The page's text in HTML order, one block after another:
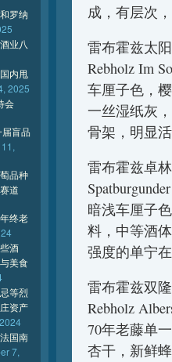
成，有层次
雷布霍兹太
Rebholz Im
车厘子色，
一丝湿纸灰
骨架，明显
雷布霍兹卓
暗浅车厘子
料，中等酒
强度的单宁
雷布霍兹双
Rebholz
70年老藤单
杏干，新鲜
罗纳
业八
内甩
2025
会
届盲品
品种
道
终老
酒
美食
等烈
资产
国南
7,